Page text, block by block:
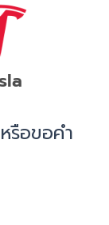
รือขอคำ